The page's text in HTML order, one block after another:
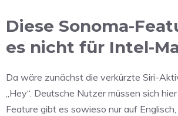
Diese Sonoma-
es nicht für Intel-
Da wäre zunächst die verkürzte Siri-
„Hey“. Deutsche Nutzer müssen sich
Feature gibt es sowieso nur auf